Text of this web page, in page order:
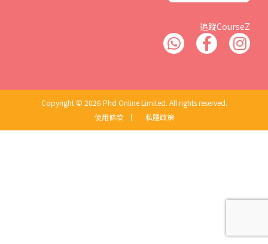
追蹤CourseZ
Copyright © 2026 Phd Online Limited. All rights reserved.
使用條款
丨 私隱政策